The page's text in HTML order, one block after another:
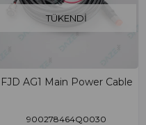
TÜKENDI
FJD AG1 Main Power Cable
900278464Q0030